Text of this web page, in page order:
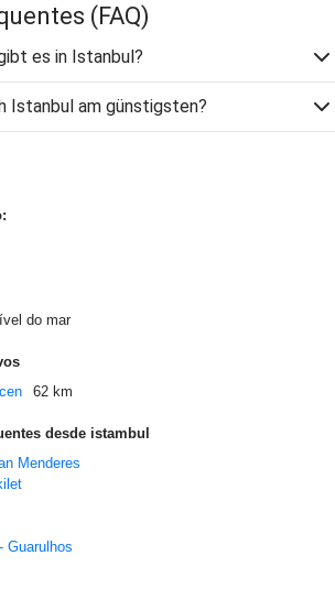
(FAQ)
es in Istanbul?
Istanbul am günstigsten?
do mar
62 km
desde istambul
Menderes
Guarulhos